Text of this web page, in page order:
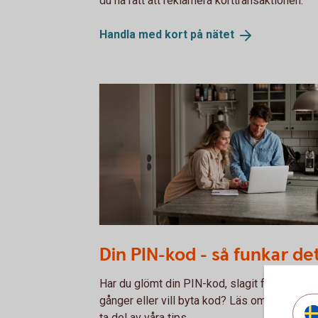
Handla med kort på nätet
Din PIN-kod - så funkar
Har du glömt din PIN-kod, slagit fel kod tre
gånger eller vill byta kod? Läs om hur du gör